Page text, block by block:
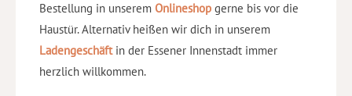
Bestellung in unserem Onlineshop gerne bis vor die
Haustür. Alternativ heißen wir dich in unserem
Ladengeschäft in der Essener Innenstadt immer
herzlich willkommen.